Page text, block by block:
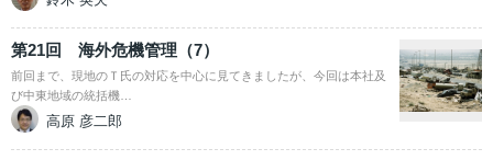
第21回 海外危機管理（7）
前回まで、現地のＴ氏の対応を中心に見てきましたが、今回は本社及
び中東地域の統括機…
高原 彦二郎